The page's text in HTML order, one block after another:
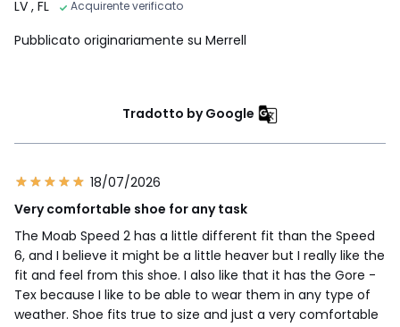
LV , FL Acquirente verificato
Pubblicato originariamente su Merrell
Tradotto by Google
18/07/2026
Very comfortable shoe for any task
The Moab Speed 2 has a little different fit than the Speed
6, and I believe it might be a little heaver but I really like the
fit and feel from this shoe. I also like that it has the Gore -
Tex because I like to be able to wear them in any type of
weather. Shoe fits true to size and just a very comfortable